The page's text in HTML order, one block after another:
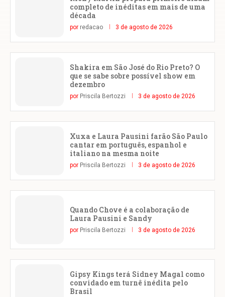
completo de inéditas em mais de uma
década
por redacao 3 de agosto de 2026
Shakira em São José do Rio Preto? O
que se sabe sobre possível show em
dezembro
por Priscila Bertozzi 3 de agosto de 2026
Xuxa e Laura Pausini farão São Paulo
cantar em português, espanhol e
italiano na mesma noite
por Priscila Bertozzi 3 de agosto de 2026
Quando Chove é a colaboração de
Laura Pausini e Sandy
por Priscila Bertozzi 3 de agosto de 2026
Gipsy Kings terá Sidney Magal como
convidado em turnê inédita pelo
Brasil